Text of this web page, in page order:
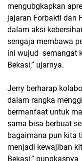
mengubgkapkan
jajaran Forbakti dan
dalam aksi
sengaja membawa
ini wujud semangat
Bekasi,” ujarnya.
Jerry berharap
dalam rangka
bermanfaat untuk
sama bisa berbuat
bagaimana pun kita
menjadi kewajiban
Bekasi,” pungkasnya